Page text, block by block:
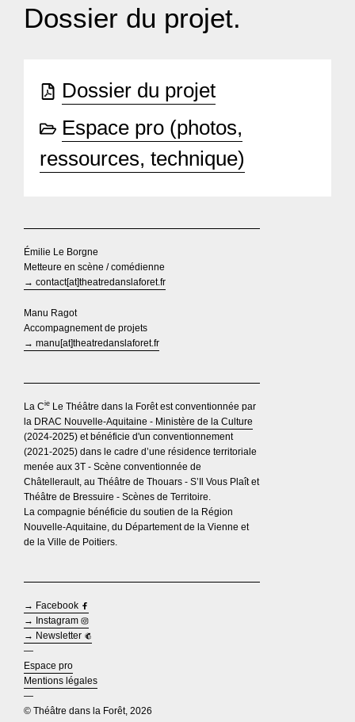
Dossier du projet.
Dossier du projet
Espace pro (photos,
ressources, technique)
Émilie Le Borgne
Metteure en scène / comédienne
→ contact[at]theatredanslaforet.fr
Manu Ragot
Accompagnement de projets
→ manu[at]theatredanslaforet.fr
La Cie Le Théâtre dans la Forêt est conventionnée par
la DRAC Nouvelle-Aquitaine - Ministère de la Culture
(2024-2025) et bénéficie d'un conventionnement
(2021-2025) dans le cadre d’une résidence territoriale
menée aux 3T - Scène conventionnée de
Châtellerault, au Théâtre de Thouars - S’Il Vous Plaît et
Théâtre de Bressuire - Scènes de Territoire.
La compagnie bénéficie du soutien de la Région
Nouvelle-Aquitaine, du Département de la Vienne et
de la Ville de Poitiers.
→ Facebook
→ Instagram
→ Newsletter
—
Espace pro
Mentions légales
—
© Théâtre dans la Forêt, 2026